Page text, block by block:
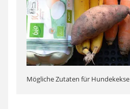
Mögliche Zutaten für Hundekekse